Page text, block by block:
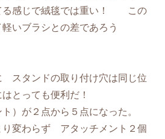
る感じで絨毯では重い！ この
いブラシとの差であろう
スタンドの取り付け穴は同じ位
とっても便利だ！
ト）が２点から５点になった。
り変わらず アタッチメント２個